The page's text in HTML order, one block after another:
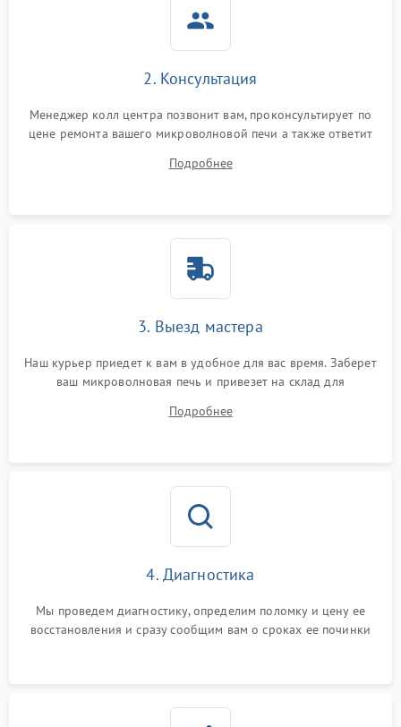
2. Консультация
Менеджер колл центра позвонит вам, проконсультирует по
цене ремонта вашего микроволновой печи а также ответит
Подробнее
3. Выезд мастера
Наш курьер приедет к вам в удобное для вас время. Заберет
ваш микроволновая печь и привезет на склад для
Подробнее
4. Диагностика
Мы проведем диагностику, определим поломку и цену ее
восстановления и сразу сообщим вам о сроках ее починки